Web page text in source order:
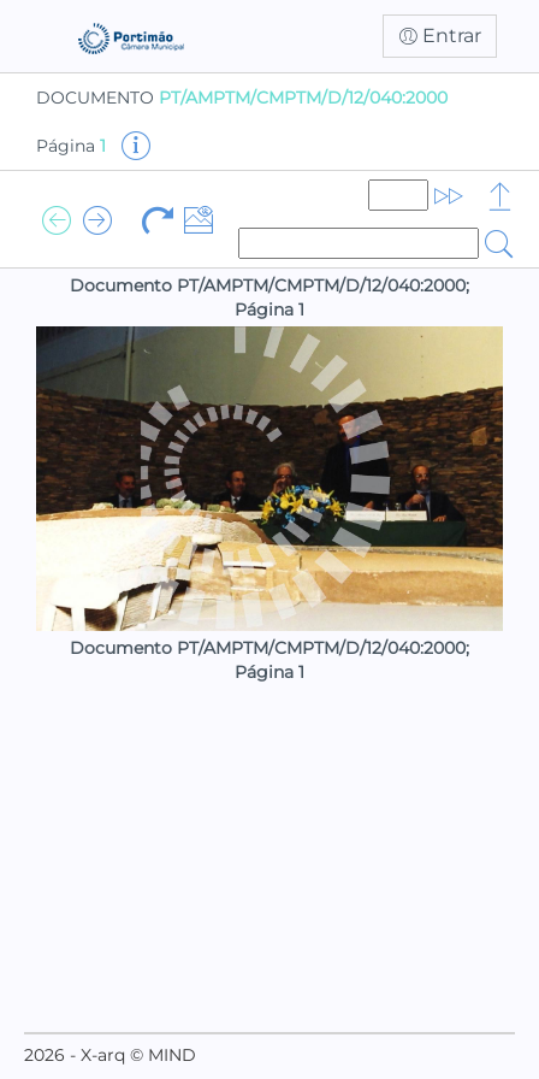
Entrar
DOCUMENTO PT/AMPTM/CMPTM/D/12/040:2000
Página 1
Documento PT/AMPTM/CMPTM/D/12/040:2000;
Página 1
Documento PT/AMPTM/CMPTM/D/12/040:2000;
Página 1
2026 - X-arq © MIND